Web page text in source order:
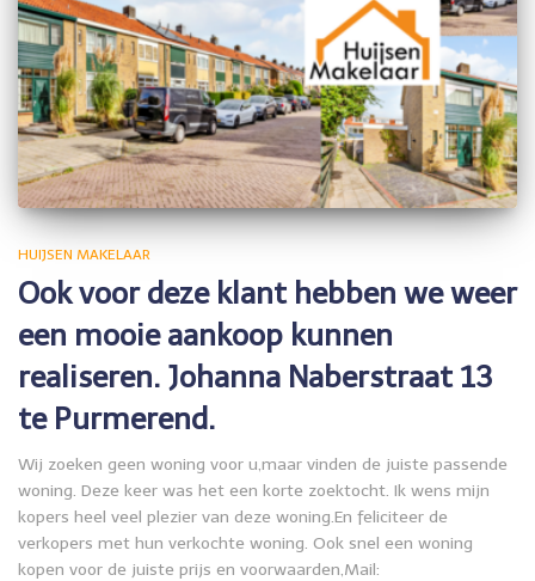
HUIJSEN MAKELAAR
Ook voor deze klant hebben we weer
een mooie aankoop kunnen
realiseren. Johanna Naberstraat 13
te Purmerend.
Wij zoeken geen woning voor u,maar vinden de juiste passende
woning. Deze keer was het een korte zoektocht. Ik wens mijn
kopers heel veel plezier van deze woning.En feliciteer de
verkopers met hun verkochte woning. Ook snel een woning
kopen voor de juiste prijs en voorwaarden,Mail: